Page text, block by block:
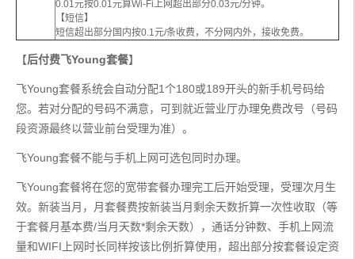
0.01元按0.01元算Wi-Fi上网超出部分0.03元/分钟。
【短信】
短信超出部分国内按0.1元/条收费，不分网内外，接收免费。
【后付费飞Young套餐】
飞Young套餐系统会自动分配1个180或189开头的新手机号码给
您。若对分配的号码不满意，可到就近营业厅办理免费改号（号码
段资源最终以营业前台受理为准）。
飞Young套餐不能与手机上网可选包同时办理。
飞Young套餐将在您的宽带套餐办理完工后开始受理，受理次月生
效。新装当月，月套餐费按新装当月剩余天数折算一次性收取（等
于套餐月基本费/当月天数*剩余天数），通话分钟数、手机上网流
量和WIFI上网时长同样按该比例折算使用，超出部分按套餐设定资